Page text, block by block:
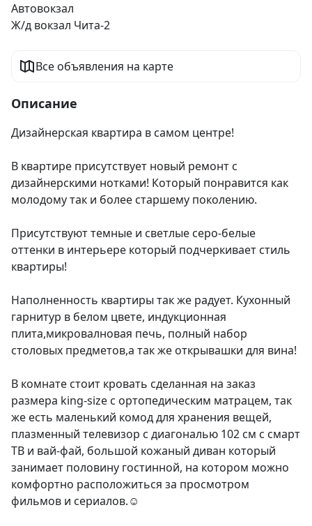
Автовокзал
Ж/д вокзал Чита-2
Все объявления на карте
Описание
Дизайнерская квартира в самом центре!
В квартире присутствует новый ремонт с
дизайнерскими нотками! Который понравится как
молодому так и более старшему поколению.
Присутствуют темные и светлые серо-белые
оттенки в интерьере который подчеркивает стиль
квартиры!
Наполненность квартиры так же радует. Кухонный
гарнитур в белом цвете, индукционная
плита,микровалновая печь, полный набор
столовых предметов,а так же открывашки для вина!
В комнате стоит кровать сделанная на заказ
размера king-size с ортопедическим матрацем, так
же есть маленький комод для хранения вещей,
плазменный телевизор с диагональю 102 см с смарт
ТВ и вай-фай, большой кожаный диван который
занимает половину гостинной, на котором можно
комфортно расположиться за просмотром
фильмов и сериалов.☺️